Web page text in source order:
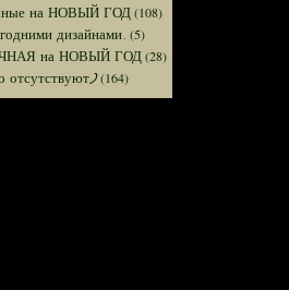
на НОВЫЙ ГОД(108)
дизайнами. (5)
на НОВЫЙ ГОД(28)
отсутствуют)(164)